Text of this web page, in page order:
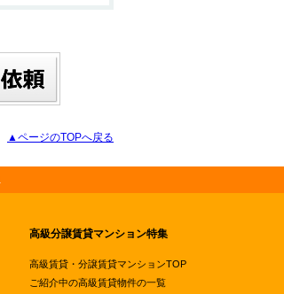
▲ページのTOPへ戻る
高級分譲賃貸マンション特集
高級賃貸・分譲賃貸マンションTOP
ご紹介中の高級賃貸物件の一覧